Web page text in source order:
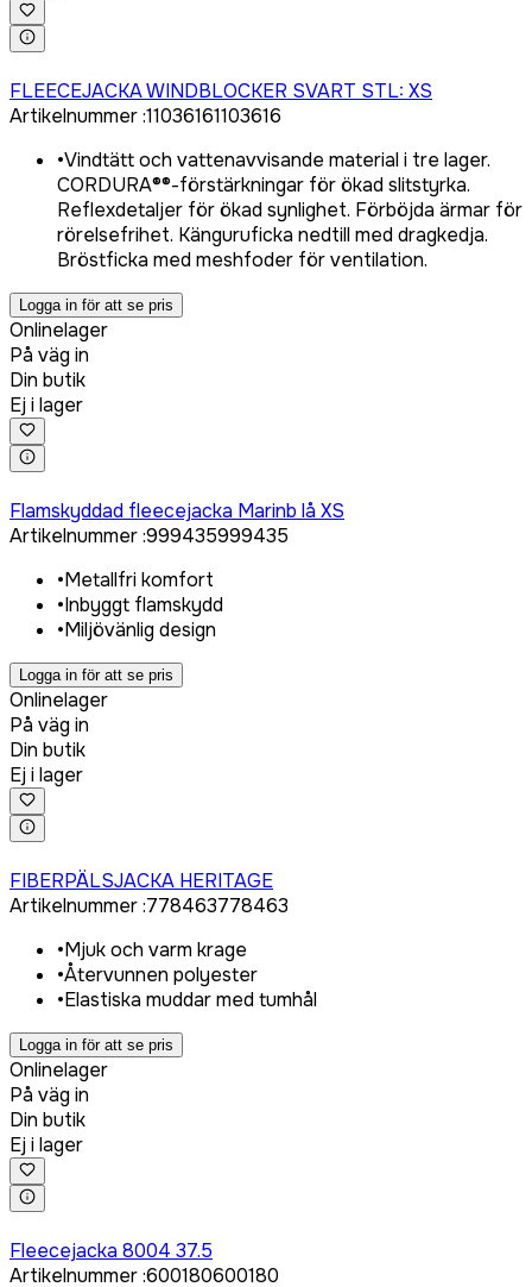
FLEECEJACKA WINDBLOCKER SVART STL: XS
Artikelnummer:11036161103616
•Vindtätt och vattenavvisande material i tre lager.
CORDURA®®-förstärkningar för ökad slitstyrka.
Reflexdetaljer för ökad synlighet. Förböjda ärmar för
rörelsefrihet. Känguruficka nedtill med dragkedja.
Bröstficka med meshfoder för ventilation.
Logga in för att se pris
Onlinelager
På väg in
Din butik
Ej i lager
Flamskyddad fleecejacka Marinb lå XS
Artikelnummer:999435999435
•Metallfri komfort
•Inbyggt flamskydd
•Miljövänlig design
Logga in för att se pris
Onlinelager
På väg in
Din butik
Ej i lager
FIBERPÄLSJACKA HERITAGE
Artikelnummer:778463778463
•Mjuk och varm krage
•Återvunnen polyester
•Elastiska muddar med tumhål
Logga in för att se pris
Onlinelager
På väg in
Din butik
Ej i lager
Fleecejacka 8004 37.5
Artikelnummer:600180600180